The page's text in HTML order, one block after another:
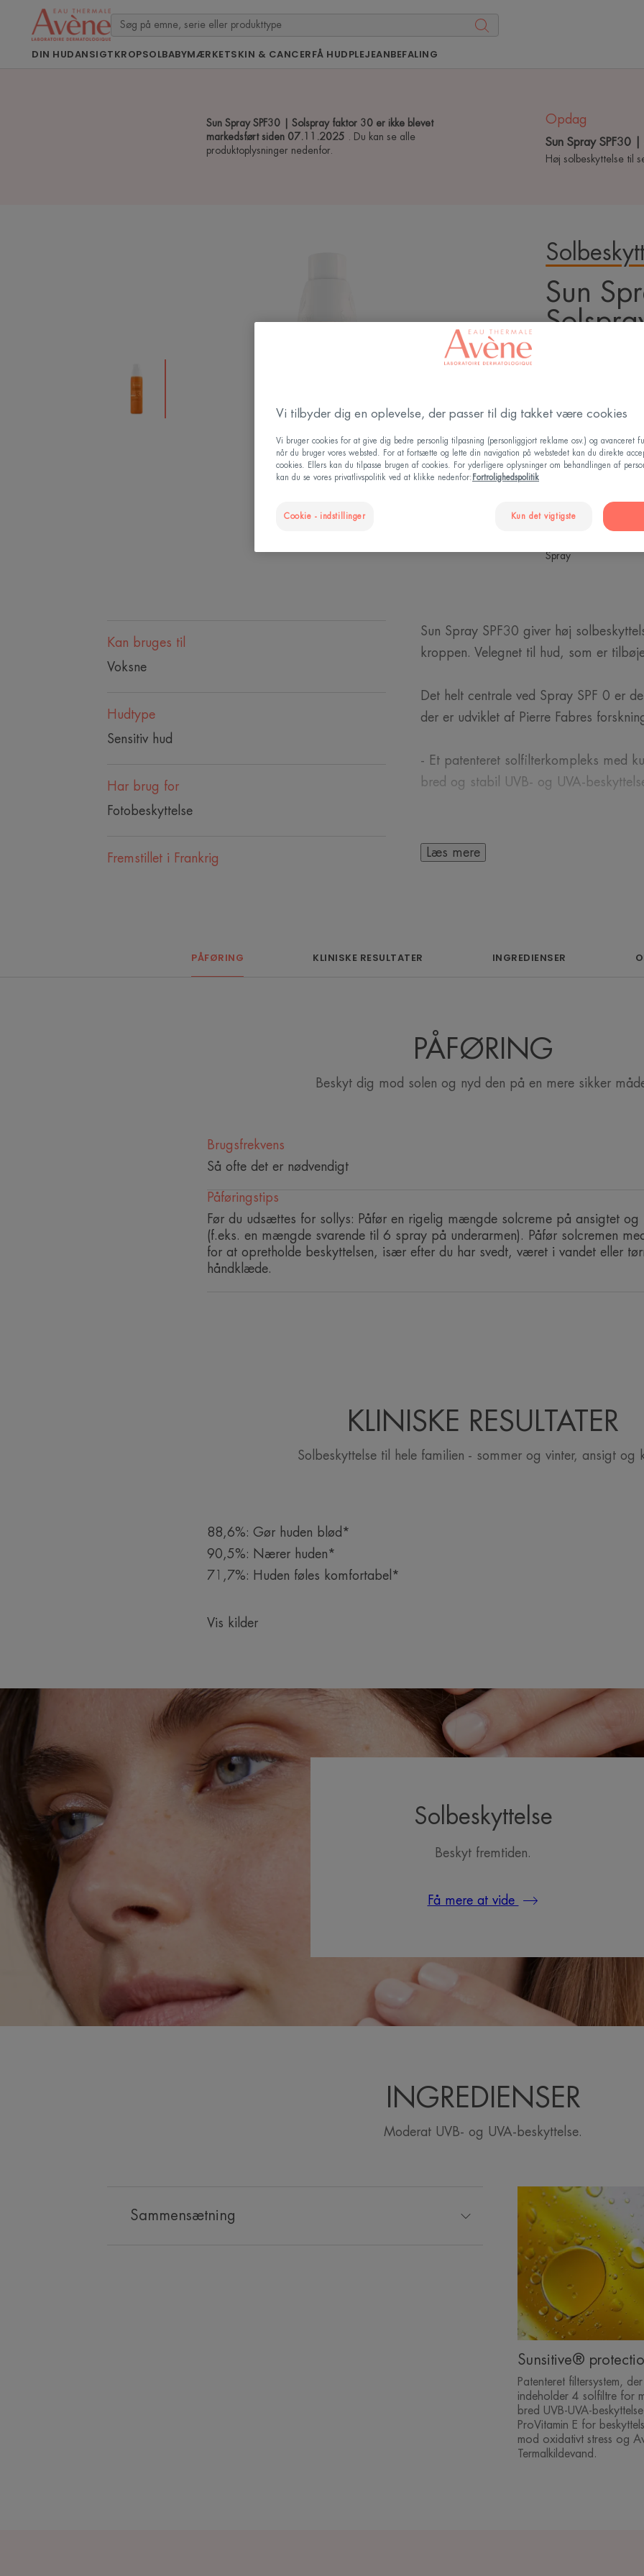
DIN HUDANSIGTKROPSOLBABYMÆRKETSKIN & CANCERFÅ HUDPLEJEANBEFALING
Sun Spray SPF30 | Solspray faktor 30 er ikke blevet
markedsført siden 07.11.2025
. Du kan se alle
produktoplysninger nedenfor.
Opdag
Sun Spray SPF30
Høj solbeskyttelse til
Sun
Høj
Fotobeskyttelse,
Spray
Kan bruges til
Voksne
Hudtype
Sensitiv hud
Har brug for
Fotobeskyttelse
Fremstillet i Frankrig
Sun Spray SPF30 giver høj
kroppen. Velegnet til hud, som er
Det helt centrale ved Spray SPF 0 er
der er udviklet af Pierre Fabres
- Et patenteret solfilterkompleks med
bred og stabil UVB- og UVA-
cellerne mod frie radikaler.
Den har et OPEN/STOP-system, der
Let at spraye på huden med én hånd.
Høj
SOLBESKYTTELSE: Fotostabile UVB-
Læs mere
PÅFØRING KLINISKE RESULTATER INGREDIENSER
PÅFØRING
Beskyt dig mod solen og nyd den på en mere sikker
Brugsfrekvens
Så ofte det er nødvendigt
Påføringstips
Før du udsættes for sollys: Påfør en rigelig mængde solcreme på ansigtet og
(f.eks. en mængde svarende til 6 spray på underarmen). Påfør solcremen
for at opretholde beskyttelsen, især efter du har svedt, været i vandet eller
håndklæde.
KLINISKE RESULTATER
Solbeskyttelse til hele familien - sommer og vinter, ansigt og
88,6%: Gør huden blød*
90,5%: Nærer huden*
71,7%: Huden føles komfortabel*
Vis kilder
Solbeskyttelse
Beskyt fremtiden.
Få mere at vide
INGREDIENSER
Moderat UVB- og UVA-beskyttelse.
Sammensætning
Sunsitive®
Patenteret filtersystem,
indeholder 4 solfiltre for
bred UVB-UVA-
ProVitamin E for
mod oxidativt stress og
Termalkildevand.
Vi tilbyder dig en oplevelse, der passer til dig takket være cookies
Vi bruger cookies for at give dig bedre personlig tilpasning (personliggjort reklame osv.) og avanceret
når du bruger vores websted. For at fortsætte og lette din navigation på webstedet kan du direkte
cookies. Ellers kan du tilpasse brugen af cookies. For yderligere oplysninger om behandlingen af
kan du se vores privatlivspolitik ved at klikke nedenfor: Fortrolighedspolitik
Cookie - indstillinger Kun det vigtigste